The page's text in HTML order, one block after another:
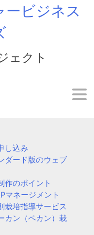
ービジネス
ェクト
し込み
ダード版のウェブ
作のポイント
マネージメント
栽培指導サービス
カン（ペカン）栽